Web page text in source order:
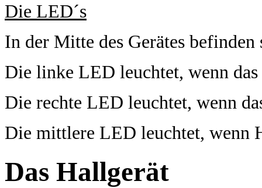
Die LED´s
In der Mitte des Gerätes
Die linke LED leuchtet, wenn
Die rechte LED leuchtet, wenn
Die mittlere LED leuchtet, wenn
Das Hallgerät